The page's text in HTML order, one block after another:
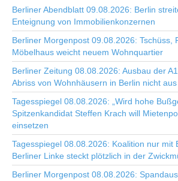
Berliner Abendblatt 09.08.2026: Berlin
Enteignung von Immobilienkonzernen
Berliner Morgenpost 09.08.2026: Tschüss,
Möbelhaus weicht neuem Wohnquartier
Berliner Zeitung 08.08.2026: Ausbau der
Abriss von Wohnhäusern in Berlin nicht aus
Tagesspiegel 08.08.2026: „Wird hohe
Spitzenkandidat Steffen Krach will
einsetzen
Tagesspiegel 08.08.2026: Koalition nur mit
Berliner Linke steckt plötzlich in der
Berliner Morgenpost 08.08.2026: